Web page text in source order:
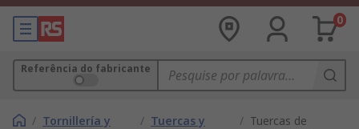
0
Referência do fabricante
/ Tornillería y
/ Tuercas y
/ Tuercas de